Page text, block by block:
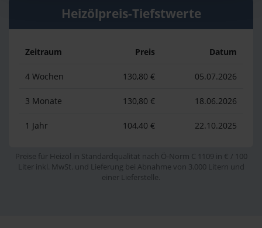
Heizölpreis-Tiefstwerte
Zeitraum Preis Datum
4 Wochen 130,80 € 05.07.2026
3 Monate 130,80 € 18.06.2026
1 Jahr 104,40 € 22.10.2025
Preise für Heizöl in Standardqualität nach Ö-Norm C 1109 in € / 100
Liter inkl. MwSt. und Lieferung bei Abnahme von 3.000 Litern und
einer Lieferstelle.